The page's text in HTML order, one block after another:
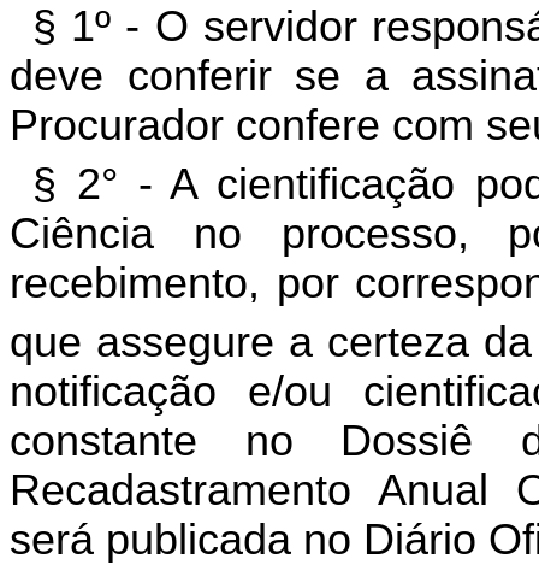
§ 1º - O servidor
deve conferir se a
Procurador confere com
§ 2° - A cientificação
Ciência no processo,
recebimento, por
que assegure a certeza
notificação e/ou
constante no Dossiê
Recadastramento Anual
será publicada no Diário